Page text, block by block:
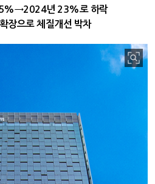
년 23%로 하락
장으로 체질개선 박차